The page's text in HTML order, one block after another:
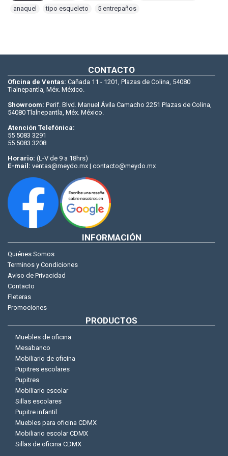
anaquel
tipo esqueleto 5 entrepaños
CONTACTO
Oficina de Ventas: Cañada 11 - 1201, Plazas de Colina, 54080
Tlalnepantla, Méx. México.
Showroom: Perif. Blvd. Manuel Ávila Camacho 2251 Plazas de Colina,
54080 Tlalnepantla, Méx. México.
Atención Telefónica:
55 5083 3291
55 5083 3208
Horario: (L-V de 9 a 18hrs)
E-mail: ventas@meydo.mx | contacto@meydo.mx
INFORMACIÓN
Quiénes Somos
Terminos y Condiciones
Aviso de Privacidad
Contacto
Fleteras
Promociones
PRODUCTOS
Muebles de oficina
Mesabanco
Mobiliario de oficina
Pupitres escolares
Pupitres
Mobiliario escolar
Sillas escolares
Pupitre infantil
Muebles para oficina CDMX
Mobiliario escolar CDMX
Sillas de oficina CDMX